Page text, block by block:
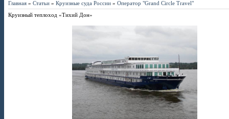
Главная » Статьи » Круизные суда России » Оператор "Grand Circle Travel"
Круизный теплоход «Тихий Дон»